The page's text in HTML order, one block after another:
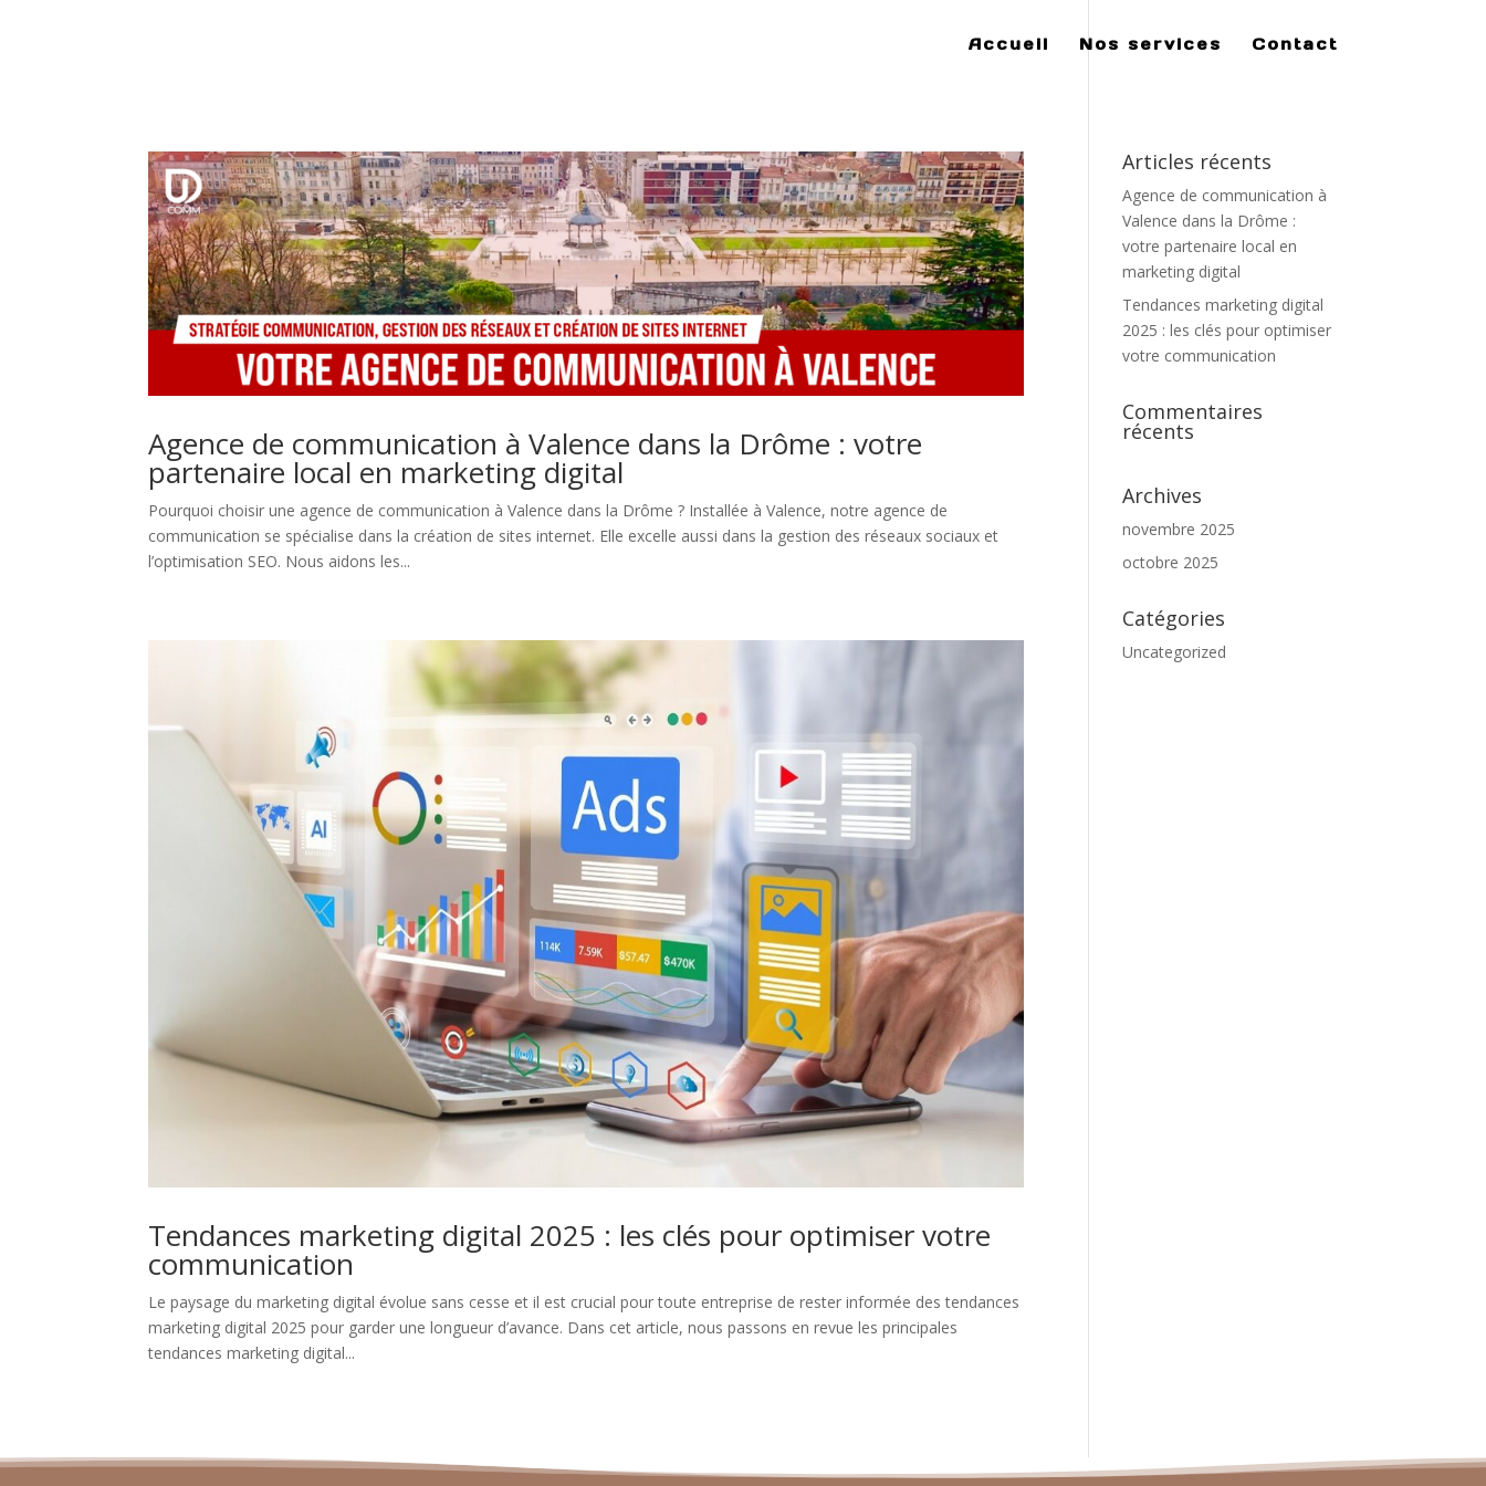
Accueil Nos services Contact
Agence de communication à Valence dans la Drôme : votre
partenaire local en marketing digital
Pourquoi choisir une agence de communication à Valence dans la Drôme ? Installée à Valence, notre agence de
communication se spécialise dans la création de sites internet. Elle excelle aussi dans la gestion des réseaux sociaux et
l’optimisation SEO. Nous aidons les...
Tendances marketing digital 2025 : les clés pour optimiser votre
communication
Le paysage du marketing digital évolue sans cesse et il est crucial pour toute entreprise de rester informée des tendances
marketing digital 2025 pour garder une longueur d’avance. Dans cet article, nous passons en revue les principales
tendances marketing digital...
Articles récents
Agence de communication à
Valence dans la Drôme :
votre partenaire local en
marketing digital
Tendances marketing digital
2025 : les clés pour optimiser
votre communication
Commentaires
récents
Archives
novembre 2025
octobre 2025
Catégories
Uncategorized